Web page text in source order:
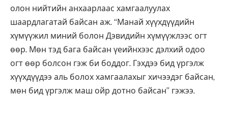
олон нийтийн анхаарлаас хамгаалуулах
шаардлагатай байсан аж. “Манай хүүхдүүдийн
хүмүүжил миний болон Дэвидийн хүмүүжлээс огт
өөр. Мөн тэд бага байсан үеийнхээс дэлхий одоо
огт өөр болсон гэж би боддог. Гэхдээ бид үргэлж
хүүхдүүдээ аль болох хамгаалахыг хичээдэг байсан,
мөн бид үргэлж маш ойр дотно байсан” гэжээ.